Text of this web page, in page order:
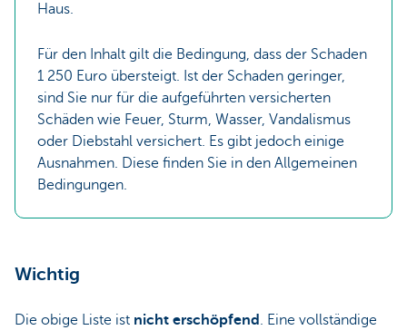
Haus.
Für den Inhalt gilt die Bedingung, dass der Schaden
1 250 Euro übersteigt. Ist der Schaden geringer,
sind Sie nur für die aufgeführten versicherten
Schäden wie Feuer, Sturm, Wasser, Vandalismus
oder Diebstahl versichert. Es gibt jedoch einige
Ausnahmen. Diese finden Sie in den Allgemeinen
Bedingungen.
Wichtig
Die obige Liste ist nicht erschöpfend . Eine vollständige